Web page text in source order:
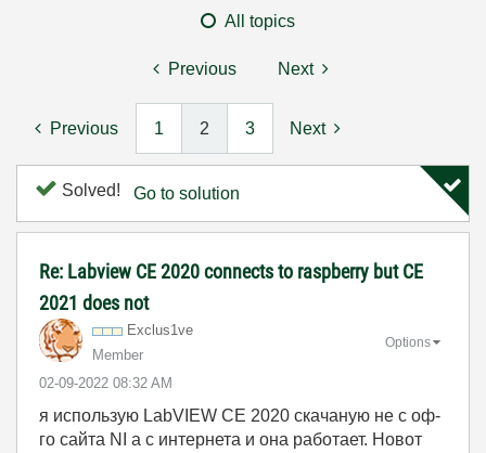
All topics
Previous Next
Previous 1 2 3 Next
Solved! Go to solution
Re: Labview CE 2020 connects to raspberry but CE
2021 does not
Exclus1ve
Member
‎02-09-2022 08:32 AM
Options
я использую LabVIEW CE 2020 скачаную не с оф-
го сайта NI а с интернета и она работает. Новот